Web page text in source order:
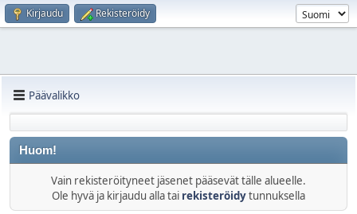
Kirjaudu Rekisteröidy
Päävalikko
Huom!
Vain rekisteröityneet jäsenet pääsevät tälle alueelle.
Ole hyvä ja kirjaudu alla tai rekisteröidytunnuksella